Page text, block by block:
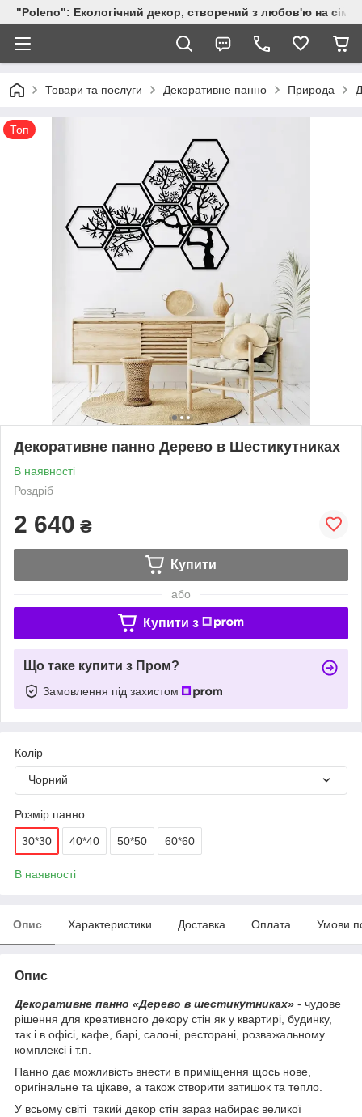
"Poleno": Екологічний декор, створений з любов'ю на
Товари та послуги Декоративне панно Природа
Топ
Декоративне панно Дерево в Шестикутниках
В наявності
Роздріб
2 640 ₴
Купити
або
Купити з
Що таке купити з Пром?
Замовлення під захистом
Колір
Чорний
Розмір панно
30*30 40*40 50*50 60*60
В наявності
Опис Характеристики Доставка Оплата Умови
Опис
Декоративне панно «Дерево в шестикутниках» - чудове
рішення для креативного декору стін як у квартирі, будинку,
так і в офісі, кафе, барі, салоні, ресторані, розважальному
комплексі і т.п.
Панно дає можливість внести в приміщення щось нове,
оригінальне та цікаве, а також створити затишок та тепло.
У всьому світі такий декор стін зараз набирає великої